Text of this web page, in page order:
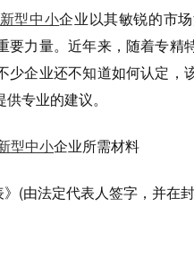
型中小企业以其敏锐的市
要力量。近年来，随着专精
少企业还不知道如何认定，
专业的建议。
型中小企业所需材料
法定代表人签字，并在